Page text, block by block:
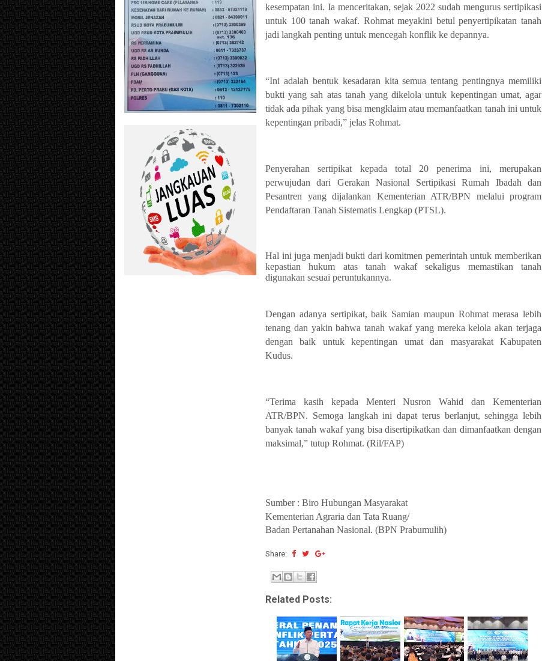
kesempatan ini. Ia menceritakan, sejak 2022 sudah mengurus sertipikasi
untuk 100 tanah wakaf. Rohmat meyakini betul penyertipikatan tanah
jadi langkah penting untuk mencegah konflik ke depannya.
“Ini adalah bentuk kesadaran kita semua tentang pentingnya memiliki
bukti yang sah atas tanah yang dikelola untuk kepentingan umat, agar
tidak ada pihak yang bisa mengklaim atau memanfaatkan tanah ini untuk
kepentingan pribadi,” jelas Rohmat.
Penyerahan sertipikat kepada total 20 penerima ini, merupakan
perwujudan dari Gerakan Nasional Sertipikasi Rumah Ibadah dan
Pesantren yang dijalankan Kementerian ATR/BPN melalui program
Pendaftaran Tanah Sistematis Lengkap (PTSL).
Hal ini juga menjadi bukti dari komitmen pemerintah untuk memberikan
kepastian hukum atas tanah wakaf sekaligus memastikan tanah
digunakan sesuai peruntukannya.
Dengan adanya sertipikat, baik Samian maupun Rohmat merasa lebih
tenang dan yakin bahwa tanah wakaf yang mereka kelola akan terjaga
dengan baik untuk kepentingan umat dan masyarakat Kabupaten
Kudus.
“Terima kasih kepada Menteri Nusron Wahid dan Kementerian
ATR/BPN. Semoga langkah ini dapat terus berlanjut, sehingga lebih
banyak tanah wakaf yang bisa disertipikatkan dan dimanfaatkan dengan
maksimal,” tutup Rohmat. (Ril/FAP)
Sumber : Biro Hubungan Masyarakat
Kementerian Agraria dan Tata Ruang/
Badan Pertanahan Nasional. (BPN Prabumulih)
Share:
Related Posts: